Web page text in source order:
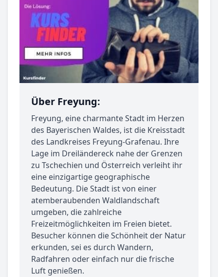
Über Freyung:
Freyung, eine charmante Stadt im Herzen
des Bayerischen Waldes, ist die Kreisstadt
des Landkreises Freyung-Grafenau. Ihre
Lage im Dreiländereck nahe der Grenzen
zu Tschechien und Österreich verleiht ihr
eine einzigartige geographische
Bedeutung. Die Stadt ist von einer
atemberaubenden Waldlandschaft
umgeben, die zahlreiche
Freizeitmöglichkeiten im Freien bietet.
Besucher können die Schönheit der Natur
erkunden, sei es durch Wandern,
Radfahren oder einfach nur die frische
Luft genießen.